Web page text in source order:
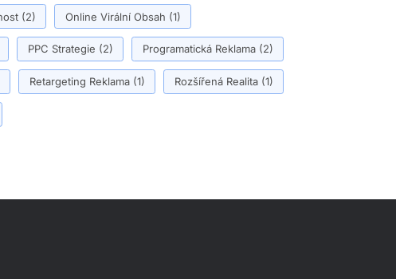
(2) Online Virální Obsah (1)
PPC Strategie (2) Programatická Reklama(2)
Retargeting Reklama(1) Rozšířená Realita(1)